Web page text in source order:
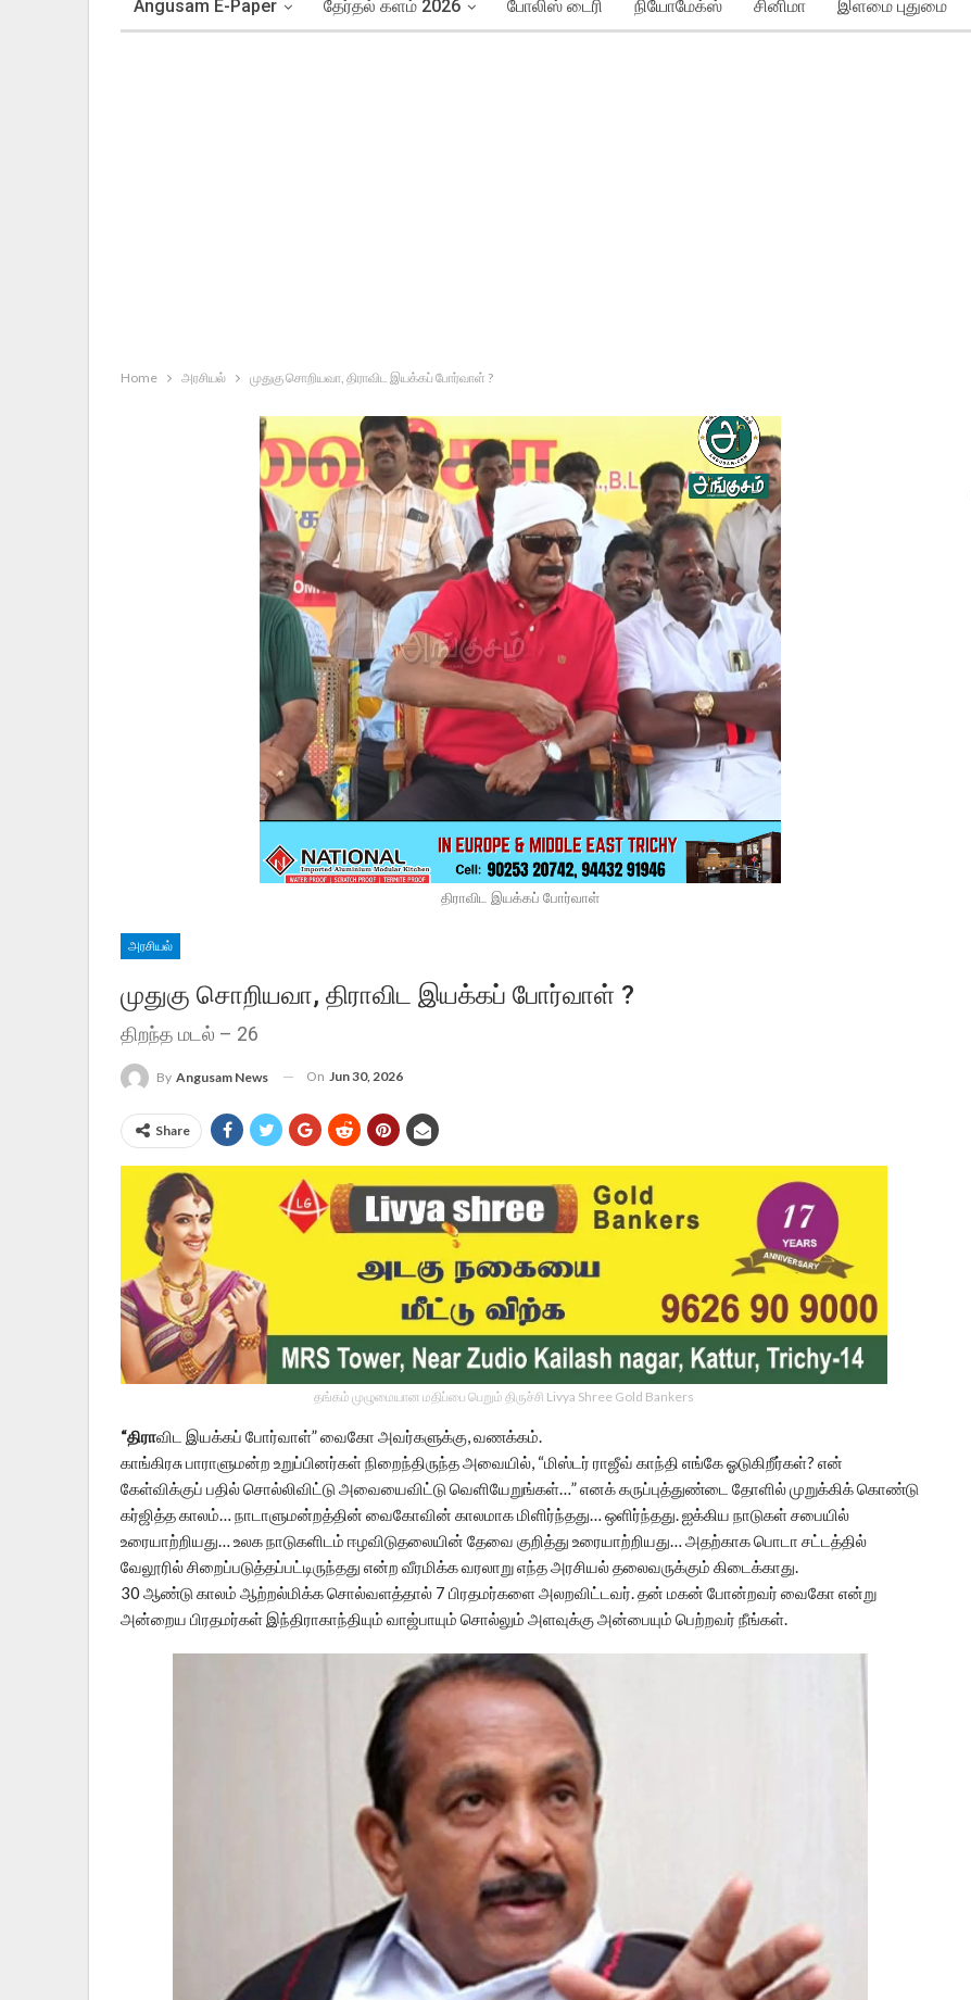
Angusam E-Paper தேர்தல் களம் 2026 போலிஸ் டைரி நியோமேக்ஸ் சினிமா இளமை புதுமை
Home அரசியல் முதுகு சொறியவா, திராவிட இயக்கப் போர்வாள் ?
திராவிட இயக்கப் போர்வாள்
அரசியல்
முதுகு சொறியவா, திராவிட இயக்கப் போர்வாள் ?
திறந்த மடல் – 26
By Angusam News On Jun 30, 2026
Share
தங்கம் முழுமையான மதிப்பை பெறும் திருச்சி Livya Shree Gold Bankers
“திராவிட இயக்கப் போர்வாள்” வைகோ அவர்களுக்கு, வணக்கம்.
காங்கிரசு பாராளுமன்ற உறுப்பினர்கள் நிறைந்திருந்த அவையில், “மிஸ்டர் ராஜீவ் காந்தி எங்கே ஓடுகிறீர்கள்? என்
கேள்விக்குப் பதில் சொல்லிவிட்டு அவையைவிட்டு வெளியேறுங்கள்…” எனக் கருப்புத்துண்டை தோளில் முறுக்கிக் கொண்டு
கர்ஜித்த காலம்… நாடாளுமன்றத்தின் வைகோவின் காலமாக மிளிர்ந்தது… ஒளிர்ந்தது. ஐக்கிய நாடுகள் சபையில்
உரையாற்றியது… உலக நாடுகளிடம் ஈழவிடுதலையின் தேவை குறித்து உரையாற்றியது… அதற்காக பொடா சட்டத்தில்
வேலூரில் சிறைப்படுத்தப்பட்டிருந்தது என்ற வீரமிக்க வரலாறு எந்த அரசியல் தலைவருக்கும் கிடைக்காது.
30 ஆண்டு காலம் ஆற்றல்மிக்க சொல்வளத்தால் 7 பிரதமர்களை அலறவிட்டவர். தன் மகன் போன்றவர் வைகோ என்று
அன்றைய பிரதமர்கள் இந்திராகாந்தியும் வாஜ்பாயும் சொல்லும் அளவுக்கு அன்பையும் பெற்றவர் நீங்கள்.